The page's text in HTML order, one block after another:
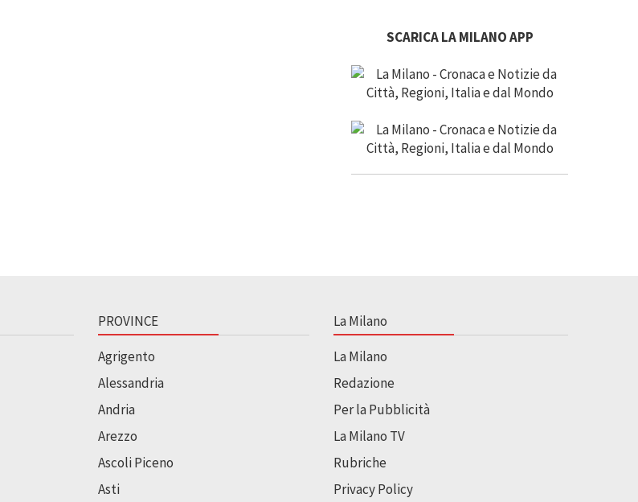
SCARICA LA MILANO APP
PROVINCE
Agrigento
Alessandria
Andria
Arezzo
Ascoli Piceno
Asti
La Milano
La Milano
Redazione
Per la Pubblicità
La Milano TV
Rubriche
Privacy Policy